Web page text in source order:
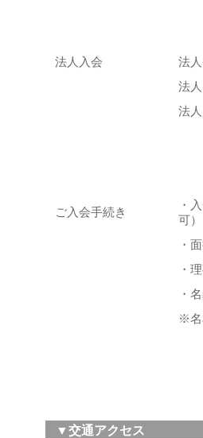
法人入会
法
法
法
ご入会手続き
・
可）
・
・
・
※名
▼交通アクセス